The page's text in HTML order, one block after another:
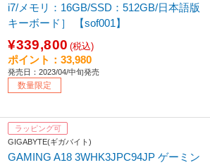
i7/メモリ：16GB/SSD：512GB/日本語版
キーボード］ 【sof001】
¥339,800 (税込)
ポイント：33,980
発売日：2023/04/中旬発売
数量限定
ラッピング可
GIGABYTE(ギガバイト)
GAMING A18 3WHK3JPC94JP ゲーミン